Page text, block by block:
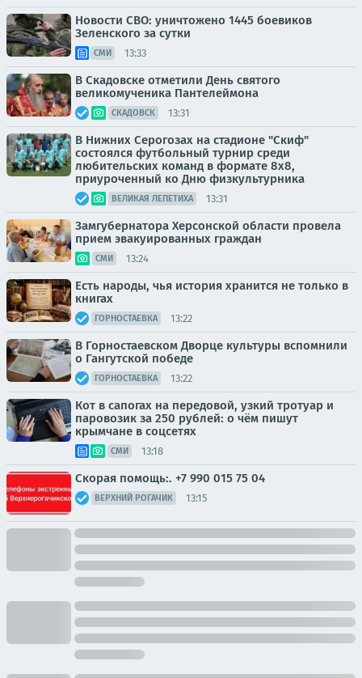
Новости СВО: уничтожено 1445 боевиков
Зеленского за сутки
СМИ 13:33
В Скадовске отметили День святого
великомученика Пантелеймона
СКАДОВСК 13:31
В Нижних Серогозах на стадионе "Скиф"
состоялся футбольный турнир среди
любительских команд в формате 8х8,
приуроченный ко Дню физкультурника
ВЕЛИКАЯ ЛЕПЕТИХА 13:31
Замгубернатора Херсонской области провела
прием эвакуированных граждан
СМИ 13:24
Есть народы, чья история хранится не только в
книгах
ГОРНОСТАЕВКА 13:22
В Горностаевском Дворце культуры вспомнили
о Гангутской победе
ГОРНОСТАЕВКА 13:22
Кот в сапогах на передовой, узкий тротуар и
паровозик за 250 рублей: о чём пишут
крымчане в соцсетях
СМИ 13:18
Скорая помощь:. +7 990 015 75 04
ВЕРХНИЙ РОГАЧИК 13:15